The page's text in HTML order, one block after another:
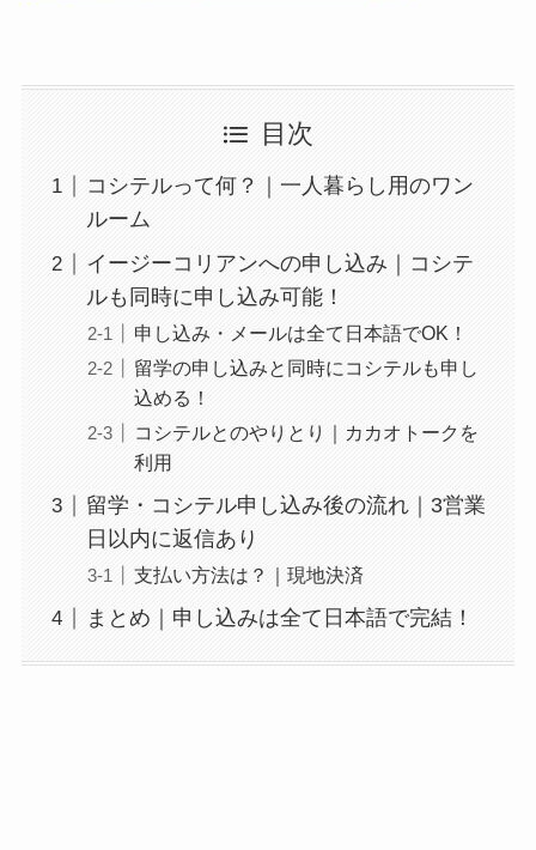
目次
コシテルって何？｜一人暮らし用のワン
ルーム
イージーコリアンへの申し込み｜コシテ
ルも同時に申し込み可能！
申し込み・メールは全て日本語でOK！
留学の申し込みと同時にコシテルも申し
込める！
コシテルとのやりとり｜カカオトークを
利用
留学・コシテル申し込み後の流れ｜3営業
日以内に返信あり
支払い方法は？｜現地決済
まとめ｜申し込みは全て日本語で完結！